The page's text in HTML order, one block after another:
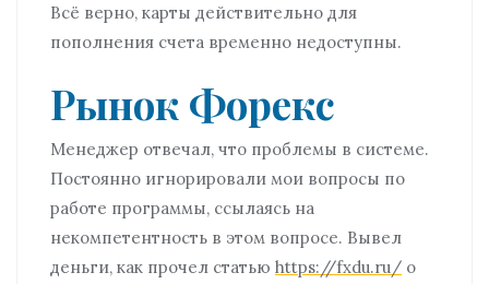
Всё верно, карты действительно для
пополнения счета временно недоступны.
Рынок Форекс
Менеджер отвечал, что проблемы в системе.
Постоянно игнорировали мои вопросы по
работе программы, ссылаясь на
некомпетентность в этом вопросе. Вывел
деньги, как прочел статью https://fxdu.ru/ о